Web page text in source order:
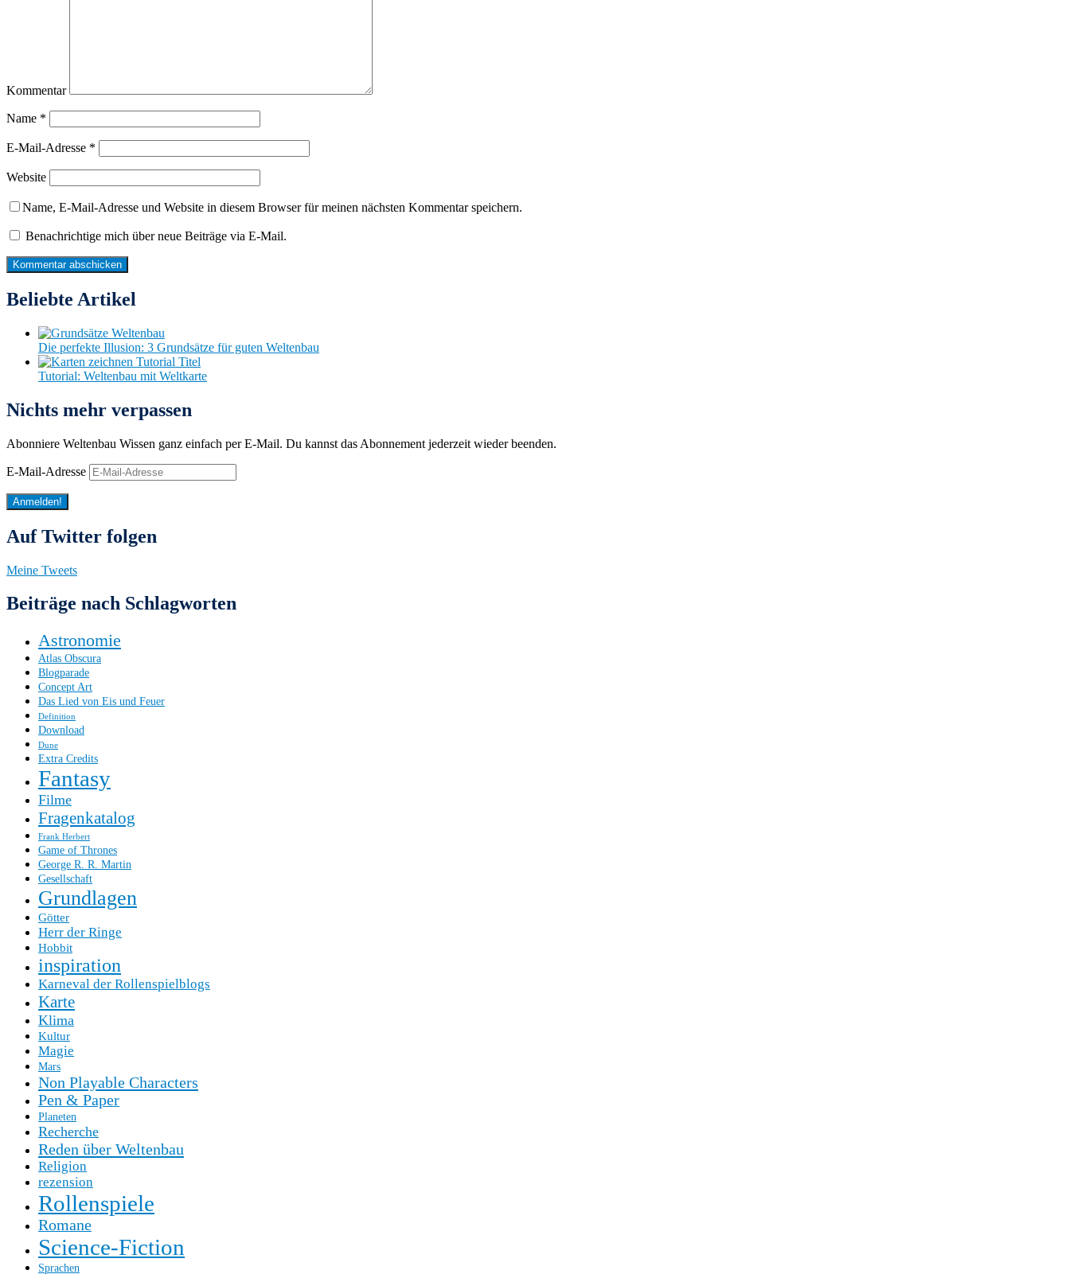
Kommentar
Name *
E-Mail-Adresse *
Website
Name, E-Mail-Adresse und Website in diesem Browser für meinen nächsten Kommentar speichern.
Benachrichtige mich über neue Beiträge via E-Mail.
Beliebte Artikel
Die perfekte Illusion: 3 Grundsätze für guten Weltenbau
Tutorial: Weltenbau mit Weltkarte
Nichts mehr verpassen
Abonniere Weltenbau Wissen ganz einfach per E-Mail. Du kannst das Abonnement jederzeit wieder beenden.
E-Mail-Adresse
Anmelden!
Auf Twitter folgen
Meine Tweets
Beiträge nach Schlagworten
Astronomie
Atlas Obscura
Blogparade
Concept Art
Das Lied von Eis und Feuer
Definition
Download
Dune
Extra Credits
Fantasy
Filme
Fragenkatalog
Frank Herbert
Game of Thrones
George R. R. Martin
Gesellschaft
Grundlagen
Götter
Herr der Ringe
Hobbit
inspiration
Karneval der Rollenspielblogs
Karte
Klima
Kultur
Magie
Mars
Non Playable Characters
Pen & Paper
Planeten
Recherche
Reden über Weltenbau
Religion
rezension
Rollenspiele
Romane
Science-Fiction
Sprachen